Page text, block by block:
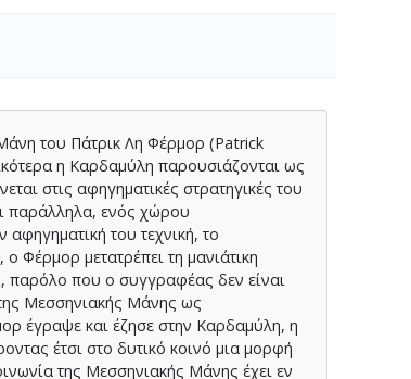
του Πάτρικ Λη Φέρμορ (Patrick
η Καρδαμύλη παρουσιάζονται ως
στις αφηγηματικές στρατηγικές του
παράλληλα, ενός χώρου
αφηγηματική του τεχνική, το
Φέρμορ μετατρέπει τη μανιάτικη
παρόλο που ο συγγραφέας δεν είναι
Μεσσηνιακής Μάνης ως
έγραψε και έζησε στην Καρδαμύλη, η
έτσι στο δυτικό κοινό μια μορφή
της Μεσσηνιακής Μάνης έχει εν